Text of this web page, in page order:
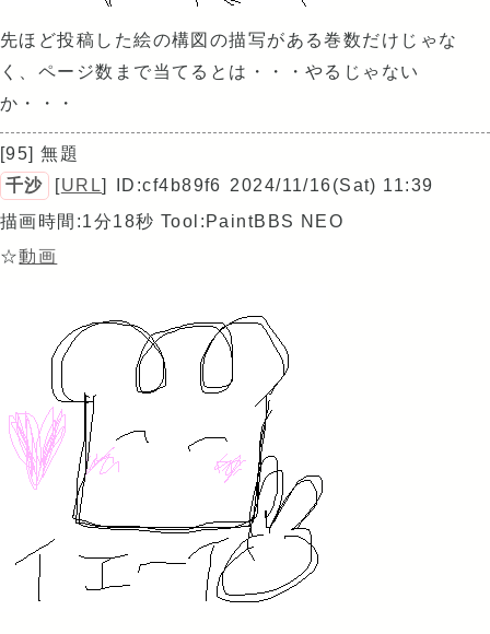
先ほど投稿した絵の構図の描写がある巻数だけじゃな
く、ページ数まで当てるとは・・・やるじゃない
か・・・
[95] 無題
千沙
[URL] ID:cf4b89f6 2024/11/16(Sat) 11:39
描画時間:1分18秒 Tool:PaintBBS NEO
☆動画